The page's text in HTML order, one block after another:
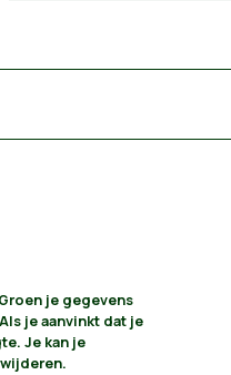
je gegevens
je aanvinkt dat je
Je kan je